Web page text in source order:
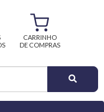
CARRINHO
DE COMPRAS